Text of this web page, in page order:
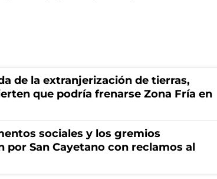
de la extranjerización de tierras,
que podría frenarse Zona Fría en
sociales y los gremios
por San Cayetano con reclamos al